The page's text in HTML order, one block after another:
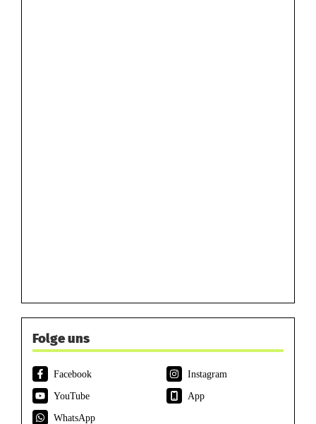
Folge uns
Facebook
Instagram
YouTube
App
WhatsApp